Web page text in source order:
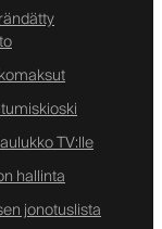
TV:lle
hallinta
jonotuslista